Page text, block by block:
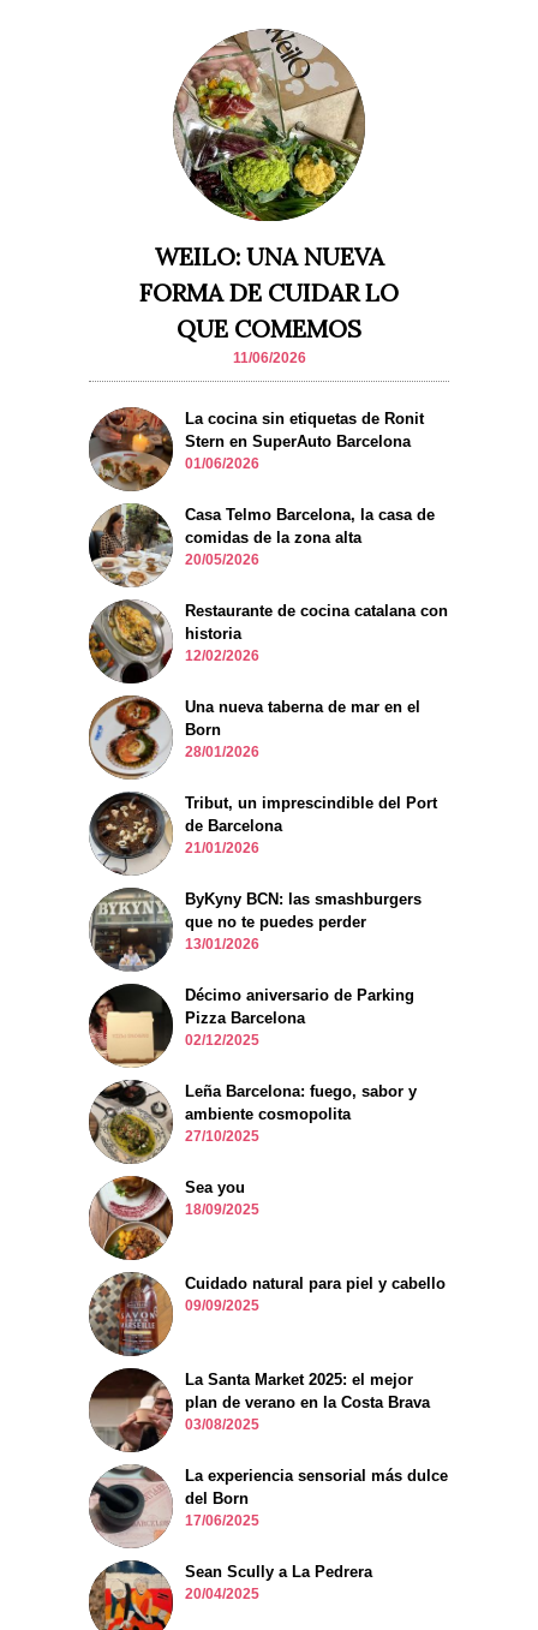
WEILO: UNA NUEVA
FORMA DE CUIDAR LO
QUE COMEMOS
11/06/2026
La cocina sin etiquetas de Ronit
Stern en SuperAuto Barcelona
01/06/2026
Casa Telmo Barcelona, la casa de
comidas de la zona alta
20/05/2026
Restaurante de cocina catalana con
historia
12/02/2026
Una nueva taberna de mar en el
Born
28/01/2026
Tribut, un imprescindible del Port
de Barcelona
21/01/2026
ByKyny BCN: las smashburgers
que no te puedes perder
13/01/2026
Décimo aniversario de Parking
Pizza Barcelona
02/12/2025
Leña Barcelona: fuego, sabor y
ambiente cosmopolita
27/10/2025
Sea you
18/09/2025
Cuidado natural para piel y cabello
09/09/2025
La Santa Market 2025: el mejor
plan de verano en la Costa Brava
03/08/2025
La experiencia sensorial más dulce
del Born
17/06/2025
Sean Scully a La Pedrera
20/04/2025